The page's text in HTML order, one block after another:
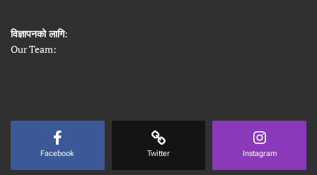
विज्ञापनको लागि:
Our Team:
Facebook Twitter Instagram